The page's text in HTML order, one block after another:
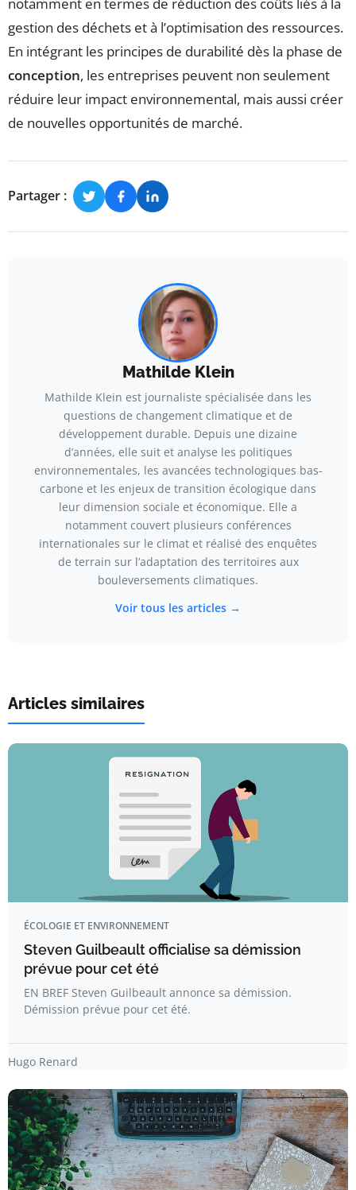
gestion des déchets et à l’optimisation des ressources.
En intégrant les principes de durabilité dès la phase de
conception, les entreprises peuvent non seulement
réduire leur impact environnemental, mais aussi créer
de nouvelles opportunités de marché.
Partager :
Mathilde Klein
Mathilde Klein est journaliste spécialisée dans les
questions de changement climatique et de
développement durable. Depuis une dizaine
d’années, elle suit et analyse les politiques
environnementales, les avancées technologiques bas-
carbone et les enjeux de transition écologique dans
leur dimension sociale et économique. Elle a
notamment couvert plusieurs conférences
internationales sur le climat et réalisé des enquêtes
de terrain sur l’adaptation des territoires aux
bouleversements climatiques.
Voir tous les articles →
Articles similaires
ÉCOLOGIE ET ENVIRONNEMENT
Steven Guilbeault officialise sa démission
prévue pour cet été
EN BREF Steven Guilbeault annonce sa démission.
Démission prévue pour cet été.
Hugo Renard